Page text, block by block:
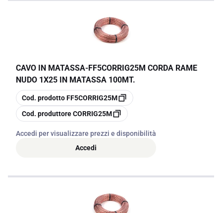
CAVO IN MATASSA-FF5CORRIG25M CORDA RAME
NUDO 1X25 IN MATASSA 100MT.
copia
Cod. prodottoFF5CORRIG25M
copia
Cod. produttoreCORRIG25M
Accedi per visualizzare prezzi e disponibilità
Accedi